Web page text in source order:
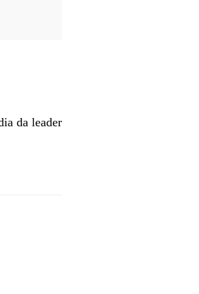
da leader